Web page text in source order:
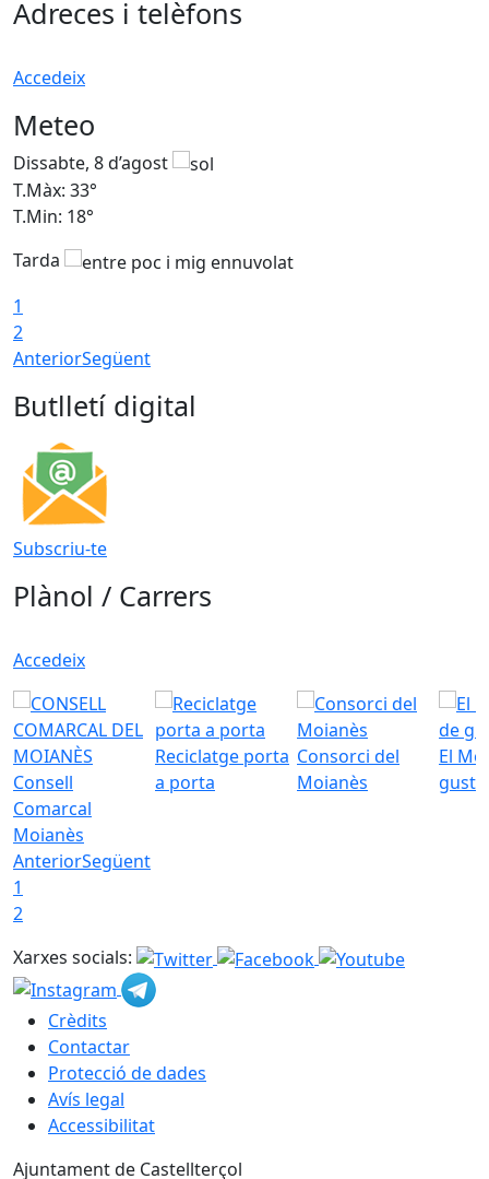
Adreces i telèfons
Accedeix
Meteo
Dissabte, 8 d’agost
T.Màx: 33°
T.Min: 18°
Tarda
1
2
AnteriorSegüent
Butlletí digital
Subscriu-te
Plànol / Carrers
Accedeix
Consell
Comarcal
Moianès
Reciclatge porta
a porta
Consorci del
Moianès
El
gust
AnteriorSegüent
1
2
Xarxes socials:
Crèdits
Contactar
Protecció de dades
Avís legal
Accessibilitat
Ajuntament de Castellterçol